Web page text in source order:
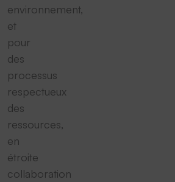
environnement,
et
pour
des
processus
respectueux
des
ressources,
en
étroite
collaboration